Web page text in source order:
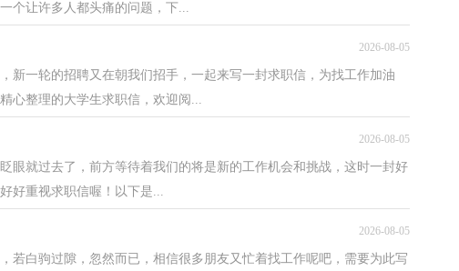
个让许多人都头痛的问题，下...
2026-08-05
新一轮的招聘又在朝我们招手，一起来写一封求职信，为找工作加油
心整理的大学生求职信，欢迎阅...
2026-08-05
眼就过去了，前方等待着我们的将是新的工作机会和挑战，这时一封好
好重视求职信喔！以下是...
2026-08-05
若白驹过隙，忽然而已，相信很多朋友又忙着找工作呢吧，需要为此写